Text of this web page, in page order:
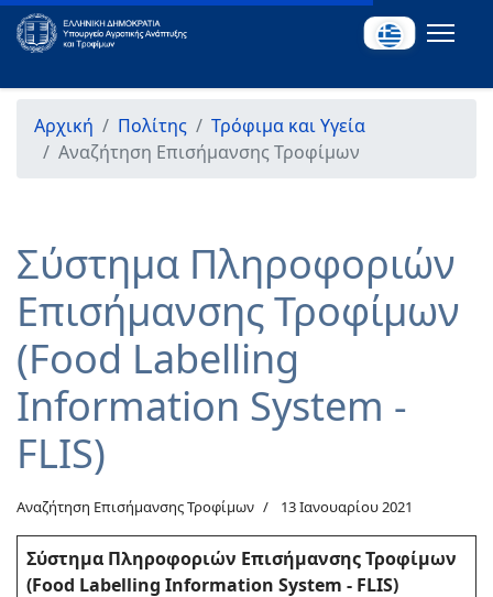
Αρχική Πολίτης
Τρόφιμα και Υγεία
Αναζήτηση Επισήμανσης Τροφίμων
Σύστημα Πληροφοριών
Επισήμανσης Τροφίμων
(Food Labelling
Information System -
FLIS)
Αναζήτηση Επισήμανσης Τροφίμων 13 Ιανουαρίου 2021
Σύστημα Πληροφοριών Επισήμανσης Τροφίμων
(Food Labelling Information System - FLIS)